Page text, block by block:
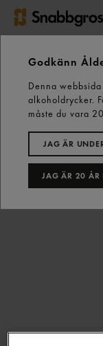
Start Kall
Citrus Kolsyrat
Godkänn
Denna
alkoholdrycker.
måste du vara
JAG ÄR
JAG ÄR 20 ÅR